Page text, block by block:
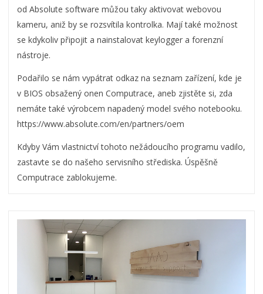
od Absolute software můžou taky aktivovat webovou
kameru, aniž by se rozsvítila kontrolka. Mají také možnost
se kdykoliv připojit a nainstalovat keylogger a forenzní
nástroje.
Podařilo se nám vypátrat odkaz na seznam zařízení, kde je
v BIOS obsažený onen Computrace, aneb zjistěte si, zda
nemáte také výrobcem napadený model svého notebooku.
https://www.absolute.com/en/partners/oem
Kdyby Vám vlastnictví tohoto nežádoucího programu vadilo,
zastavte se do našeho servisního střediska. Úspěšně
Computrace zablokujeme.